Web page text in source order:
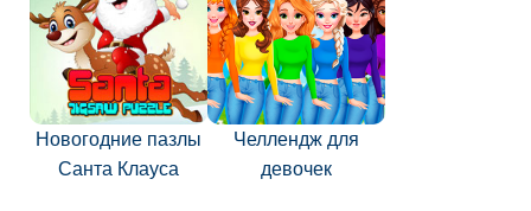
Новогодние пазлы
Санта Клауса
Челлендж для
девочек